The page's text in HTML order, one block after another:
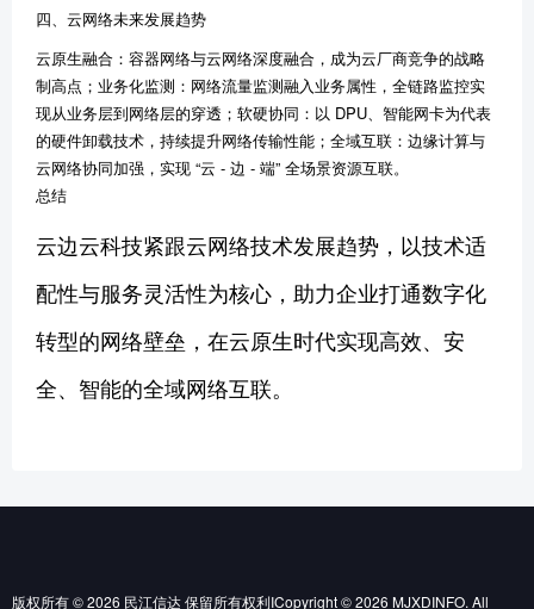
四、云网络未来发展趋势
云原生融合：容器网络与云网络深度融合，成为云厂商竞争的战略
制高点；业务化监测：网络流量监测融入业务属性，全链路监控实
现从业务层到网络层的穿透；软硬协同：以 DPU、智能网卡为代表
的硬件卸载技术，持续提升网络传输性能；全域互联：边缘计算与
云网络协同加强，实现 “云 - 边 - 端” 全场景资源互联。
总结
云边云科技紧跟云网络技术发展趋势，以技术适
配性与服务灵活性为核心，助力企业打通数字化
转型的网络壁垒，在云原生时代实现高效、安
全、智能的全域网络互联。
版权所有 © 2026 民江信达 保留所有权利ICopyright © 2026 MJXDINFO. All